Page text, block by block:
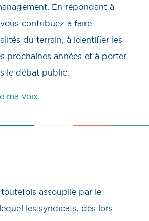
En répondant à
contribuez à faire
du terrain, à identifier les
prochaines années et à porter
le débat public.
ma voix
assouplie par le
les syndicats, dès lors